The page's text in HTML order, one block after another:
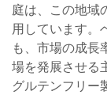
庭は、この地域
用しています。
も、市場の成長
場を発展させる
グルテンフリー